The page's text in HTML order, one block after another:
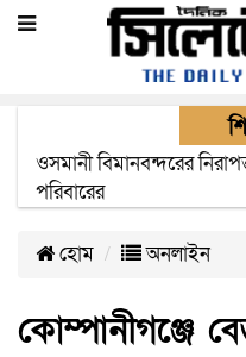
এক মাসের মধ্যে সিলেট-
দৃশ্যমান হবে- শ্রম মন্ত্রী
হোম অনলাইন
কোম্পানীগঞ্জে